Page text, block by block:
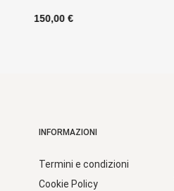
150,00 €
INFORMAZIONI
Termini e condizioni
Cookie Policy